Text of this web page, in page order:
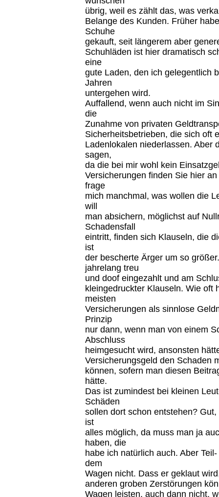
übrig, weil es zählt das, was
Belange des Kunden. Früher
Schuhe
gekauft, seit längerem aber
Schuhläden ist hier dramatisch
eine
gute Laden, den ich gelegentlich
Jahren
untergehen wird.
Auffallend, wenn auch nicht im
die
Zunahme von privaten
Sicherheitsbetrieben, die sich oft
Ladenlokalen niederlassen. Aber
sagen,
da die bei mir wohl kein
Versicherungen finden Sie hier
frage
mich manchmal, was wollen die
will
man absichern, möglichst auf
Schadensfall
eintritt, finden sich Klauseln, die
ist
der bescherte Ärger um so
jahrelang treu
und doof eingezahlt und am
kleingedruckter Klauseln. Wie oft
meisten
Versicherungen als sinnlose
Prinzip
nur dann, wenn man von einem
Abschluss
heimgesucht wird, ansonsten
Versicherungsgeld den Schaden
können, sofern man diesen
hätte.
Das ist zumindest bei kleinen
Schäden
sollen dort schon entstehen?
ist
alles möglich, da muss man ja
haben, die
habe ich natürlich auch. Aber
dem
Wagen nicht. Dass er geklaut
anderen groben Zerstörungen
Wagen leisten, auch dann nicht,